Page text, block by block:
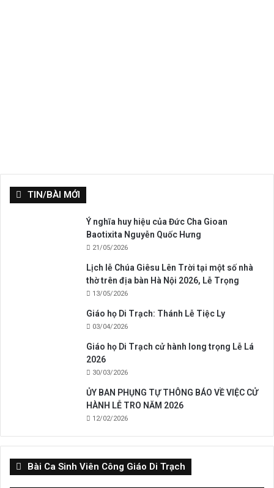
TIN/BÀI MỚI
Ý nghĩa huy hiệu của Đức Cha Gioan
Baotixita Nguyễn Quốc Hưng
21/05/2026
Lịch lễ Chúa Giêsu Lên Trời tại một số nhà
thờ trên địa bàn Hà Nội 2026, Lễ Trọng
13/05/2026
Giáo họ Di Trạch: Thánh Lễ Tiệc Ly
03/04/2026
Giáo họ Di Trạch cử hành long trọng Lễ Lá
2026
30/03/2026
ỦY BAN PHỤNG TỰ THÔNG BÁO VỀ VIỆC CỬ
HÀNH LỄ TRO NĂM 2026
12/02/2026
Bài Ca Sinh Viên Công Giáo Di Trạch